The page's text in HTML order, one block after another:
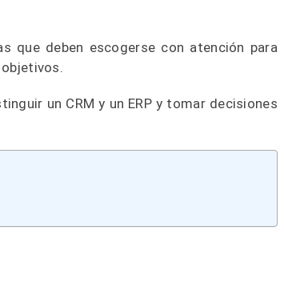
que deben escogerse con atención para
un CRM y un ERP y tomar decisiones